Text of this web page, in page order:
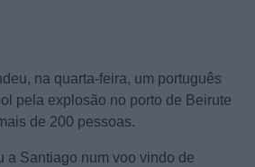
na quarta-feira, um português
pela explosão no porto de Beirute
de 200 pessoas.
a Santiago num voo vindo de